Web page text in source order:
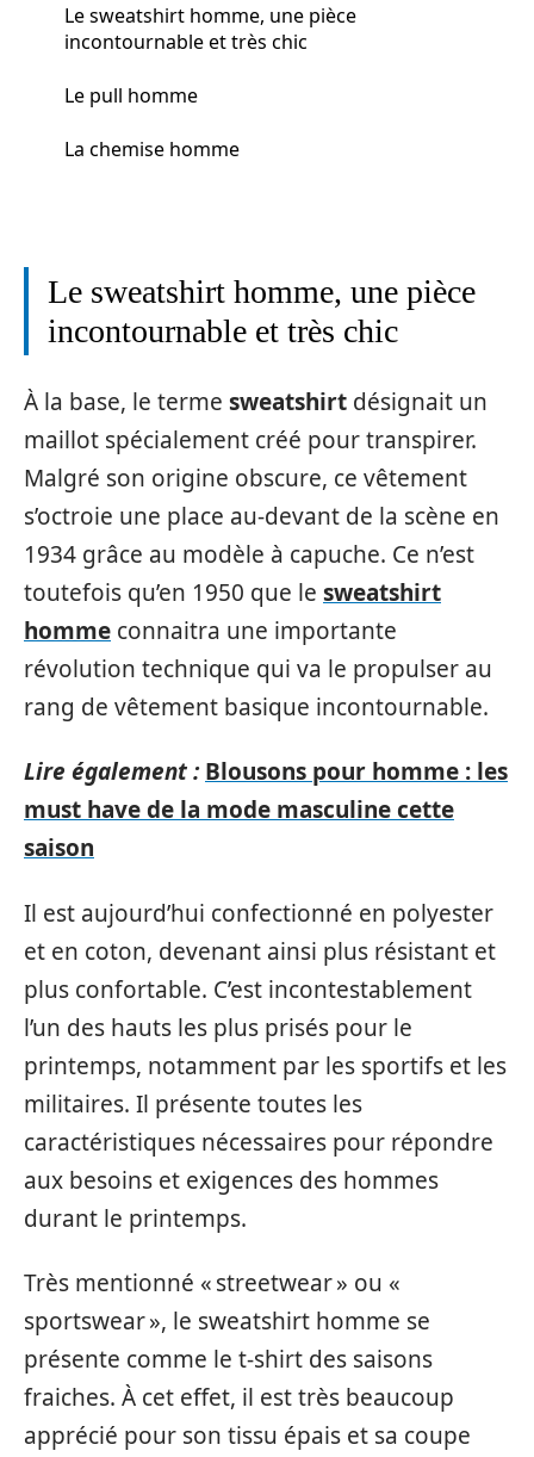
Le sweatshirt homme, une pièce
incontournable et très chic
Le pull homme
La chemise homme
Le sweatshirt homme, une pièce
incontournable et très chic
À la base, le terme sweatshirt désignait un
maillot spécialement créé pour transpirer.
Malgré son origine obscure, ce vêtement
s’octroie une place au-devant de la scène en
1934 grâce au modèle à capuche. Ce n’est
toutefois qu’en 1950 que le sweatshirt
homme connaitra une importante
révolution technique qui va le propulser au
rang de vêtement basique incontournable.
Lire également : Blousons pour homme : les
must have de la mode masculine cette
saison
Il est aujourd’hui confectionné en polyester
et en coton, devenant ainsi plus résistant et
plus confortable. C’est incontestablement
l’un des hauts les plus prisés pour le
printemps, notamment par les sportifs et les
militaires. Il présente toutes les
caractéristiques nécessaires pour répondre
aux besoins et exigences des hommes
durant le printemps.
Très mentionné « streetwear » ou «
sportswear », le sweatshirt homme se
présente comme le t-shirt des saisons
fraiches. À cet effet, il est très beaucoup
apprécié pour son tissu épais et sa coupe